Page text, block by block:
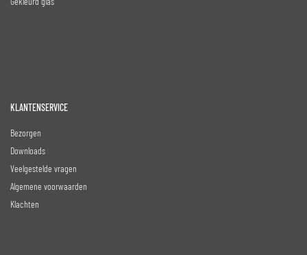
KLANTENSERVICE
Bezorgen
Downloads
Veelgestelde vragen
Algemene voorwaarden
Klachten